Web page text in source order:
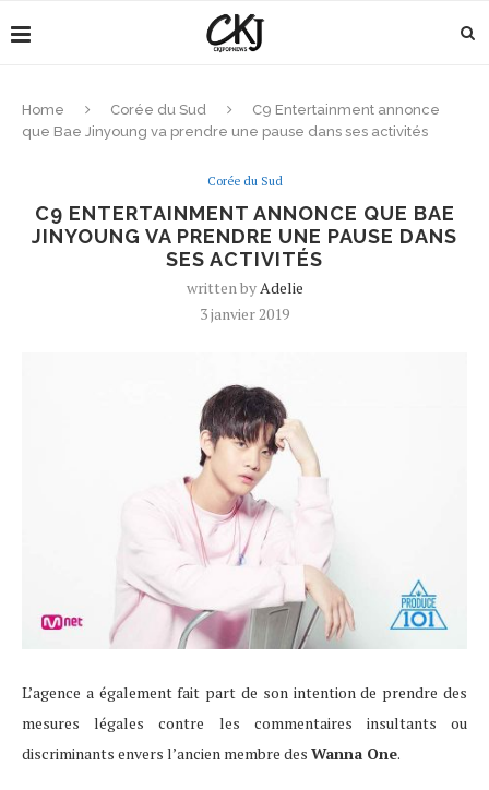
Home Corée du Sud
C9 Entertainment annonce
que Bae Jinyoung va prendre une pause dans ses activités
Corée du Sud
C9 ENTERTAINMENT ANNONCE QUE BAE
JINYOUNG VA PRENDRE UNE PAUSE DANS
SES ACTIVITÉS
written byAdelie
3 janvier 2019
L’agence a également fait part de son intention de prendre des
mesures légales contre les commentaires insultants ou
discriminants envers l’ancien membre des Wanna One.